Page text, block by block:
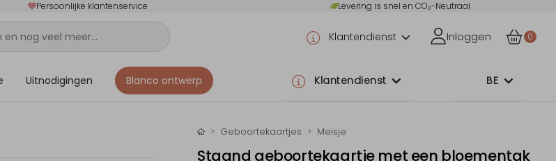
Persoonlijke klantenservice Levering is snel en CO₂-Neutraal
Klantendienst Inloggen 0
Uitnodigingen Blanco ontwerp Klantendienst BE
Geboortekaartjes Meisje
Staand geboortekaartje met een bloementak